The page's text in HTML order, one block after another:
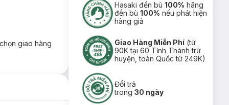
giao hàng
Hasaki đền bù100% hãng
đền bù100% nếu phát hiện
hàng giả
Giao Hàng Miễn Phí (từ
90K tại 60 Tỉnh Thành trừ
huyện, toàn Quốc từ 249K)
Đổi trả
trong30 ngày